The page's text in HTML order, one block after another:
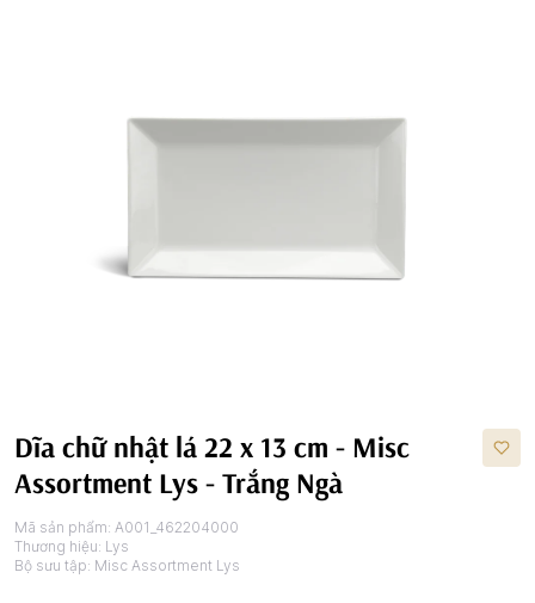
Dĩa chữ nhật lá 22 x 13 cm - Misc
Assortment Lys - Trắng Ngà
Mã sản phẩm: A001_462204000
Thương hiệu: Lys
Bộ sưu tập: Misc Assortment Lys